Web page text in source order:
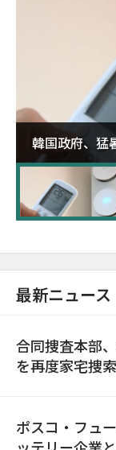
韓国政府、猛
に需給対応
最新ニュース
合同捜査本部
を再度家宅捜
ポスコ・フュ